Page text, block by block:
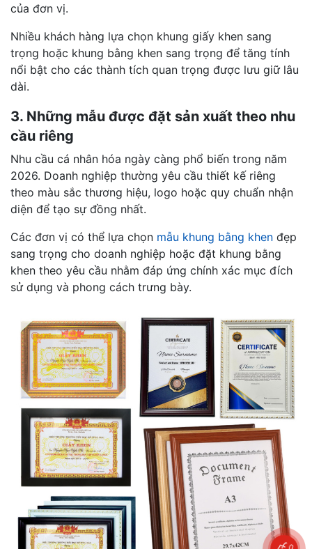
của đơn vị.
Nhiều khách hàng lựa chọn khung giấy khen sang
trọng hoặc khung bằng khen sang trọng để tăng tính
nổi bật cho các thành tích quan trọng được lưu giữ lâu
dài.
3. Những mẫu được đặt sản xuất theo nhu
cầu riêng
Nhu cầu cá nhân hóa ngày càng phổ biến trong năm
2026. Doanh nghiệp thường yêu cầu thiết kế riêng
theo màu sắc thương hiệu, logo hoặc quy chuẩn nhận
diện để tạo sự đồng nhất.
Các đơn vị có thể lựa chọn mẫu khung bằng khen đẹp
sang trọng cho doanh nghiệp hoặc đặt khung bằng
khen theo yêu cầu nhằm đáp ứng chính xác mục đích
sử dụng và phong cách trưng bày.
0